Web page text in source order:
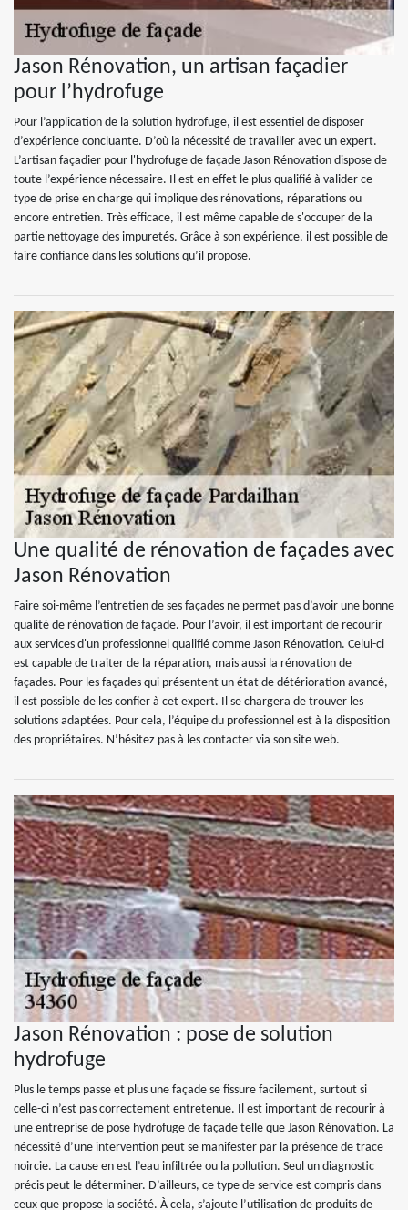
Jason Rénovation, un artisan façadier
pour l’hydrofuge
Pour l’application de la solution hydrofuge, il est essentiel de disposer
d’expérience concluante. D’où la nécessité de travailler avec un expert.
L’artisan façadier pour l'hydrofuge de façade Jason Rénovation dispose de
toute l’expérience nécessaire. Il est en effet le plus qualifié à valider ce
type de prise en charge qui implique des rénovations, réparations ou
encore entretien. Très efficace, il est même capable de s'occuper de la
partie nettoyage des impuretés. Grâce à son expérience, il est possible de
faire confiance dans les solutions qu’il propose.
Une qualité de rénovation de façades avec
Jason Rénovation
Faire soi-même l’entretien de ses façades ne permet pas d’avoir une bonne
qualité de rénovation de façade. Pour l’avoir, il est important de recourir
aux services d'un professionnel qualifié comme Jason Rénovation. Celui-ci
est capable de traiter de la réparation, mais aussi la rénovation de
façades. Pour les façades qui présentent un état de détérioration avancé,
il est possible de les confier à cet expert. Il se chargera de trouver les
solutions adaptées. Pour cela, l’équipe du professionnel est à la disposition
des propriétaires. N’hésitez pas à les contacter via son site web.
Jason Rénovation : pose de solution
hydrofuge
Plus le temps passe et plus une façade se fissure facilement, surtout si
celle-ci n’est pas correctement entretenue. Il est important de recourir à
une entreprise de pose hydrofuge de façade telle que Jason Rénovation. La
nécessité d’une intervention peut se manifester par la présence de trace
noircie. La cause en est l’eau infiltrée ou la pollution. Seul un diagnostic
précis peut le déterminer. D’ailleurs, ce type de service est compris dans
ceux que propose la société. À cela, s’ajoute l’utilisation de produits de